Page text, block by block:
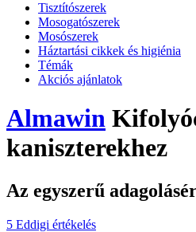
Tisztítószerek
Mosogatószerek
Mosószerek
Háztartási cikkek és higiénia
Témák
Akciós ajánlatok
Almawin
kaniszterekhez
Az egyszerű
5 Eddigi értékelés